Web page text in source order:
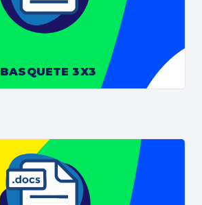
BASQUETE 3X3